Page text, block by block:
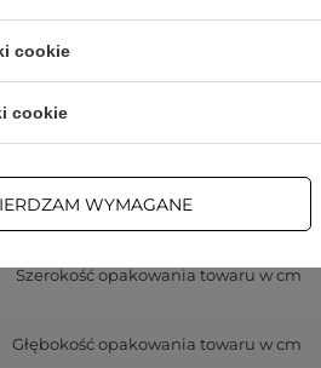
Wysokość opakowania towaru w cm
Szerokość opakowania towaru w cm
Głębokość opakowania towaru w cm
cookie
cookie
WYMAGANE